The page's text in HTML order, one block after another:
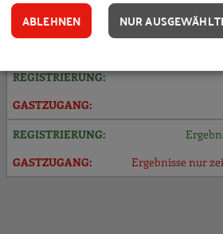
Zugriff
Ergebnisse nur
ABLEHNEN NUR